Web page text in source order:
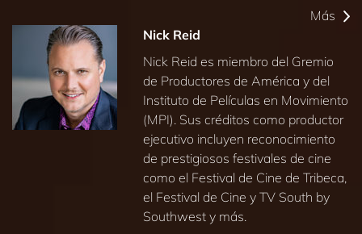
Más
Nick Reid
Nick Reid es miembro del Gremio
de Productores de América y del
Instituto de Películas en Movimiento
(MPI). Sus créditos como productor
ejecutivo incluyen reconocimiento
de prestigiosos festivales de cine
como el Festival de Cine de Tribeca,
el Festival de Cine y TV South by
Southwest y más.